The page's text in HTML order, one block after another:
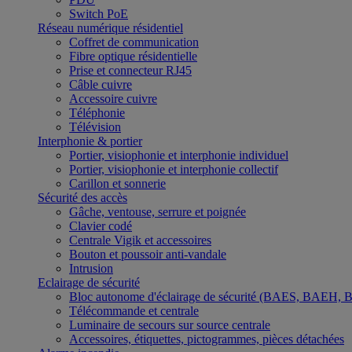
Switch PoE
Réseau numérique résidentiel
Coffret de communication
Fibre optique résidentielle
Prise et connecteur RJ45
Câble cuivre
Accessoire cuivre
Téléphonie
Télévision
Interphonie & portier
Portier, visiophonie et interphonie individuel
Portier, visiophonie et interphonie collectif
Carillon et sonnerie
Sécurité des accès
Gâche, ventouse, serrure et poignée
Clavier codé
Centrale Vigik et accessoires
Bouton et poussoir anti-vandale
Intrusion
Eclairage de sécurité
Bloc autonome d'éclairage de sécurité (BAES,
Télécommande et centrale
Luminaire de secours sur source centrale
Accessoires, étiquettes, pictogrammes, pièces détachées